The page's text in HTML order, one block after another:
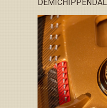
「予約状況」お知らせペー
月）を更新いたしました
2025.10.19
トップページ下方の「観光
らせ」を更新しました
2025.10.19
｢縁音の玉手箱(音楽関連情
掲載しました
2025.10.19